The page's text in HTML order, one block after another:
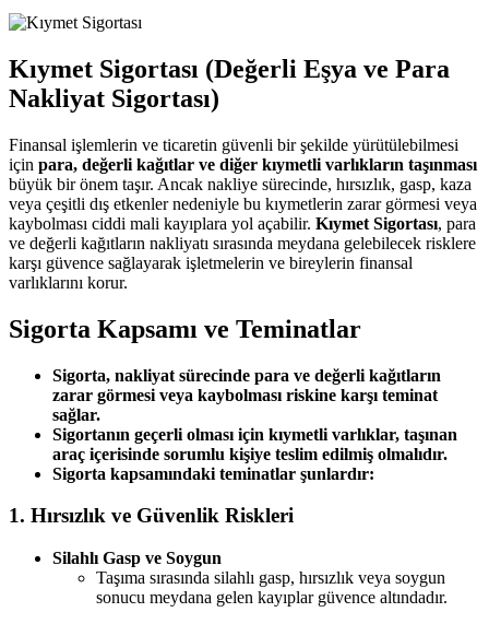
Kıymet Sigortası (Değerli Eşya ve Para
Nakliyat Sigortası)
Finansal işlemlerin ve ticaretin güvenli bir şekilde yürütülebilmesi
için para, değerli kağıtlar ve diğer kıymetli varlıkların taşınması
büyük bir önem taşır. Ancak nakliye sürecinde, hırsızlık, gasp, kaza
veya çeşitli dış etkenler nedeniyle bu kıymetlerin zarar görmesi veya
kaybolması ciddi mali kayıplara yol açabilir. Kıymet Sigortası, para
ve değerli kağıtların nakliyatı sırasında meydana gelebilecek risklere
karşı güvence sağlayarak işletmelerin ve bireylerin finansal
varlıklarını korur.
Sigorta Kapsamı ve Teminatlar
Sigorta, nakliyat sürecinde para ve değerli kağıtların
zarar görmesi veya kaybolması riskine karşı teminat
sağlar.
Sigortanın geçerli olması için kıymetli varlıklar, taşınan
araç içerisinde sorumlu kişiye teslim edilmiş olmalıdır.
Sigorta kapsamındaki teminatlar şunlardır:
1. Hırsızlık ve Güvenlik Riskleri
Silahlı Gasp ve Soygun
Taşıma sırasında silahlı gasp, hırsızlık veya soygun
sonucu meydana gelen kayıplar güvence altındadır.